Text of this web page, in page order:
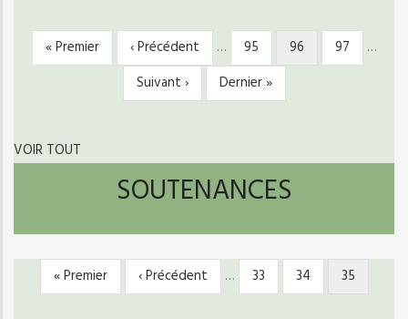
PAGINATION
Première
page
« Premier
Page
précédente
‹ Précédent … Page
95
Page
courante
96 Page
97
…
Page
suivante
Suivant ›
Dernière
page
Dernier »
VOIR TOUT
SOUTENANCES
PAGINATION
Première
page
« Premier
Page
précédente
‹ Précédent … Page
33 Page
34
Page
35